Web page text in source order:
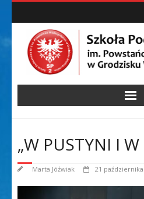
Skip
Skip
„W PUSTYNI I W
Marta Jóźwiak 21 października